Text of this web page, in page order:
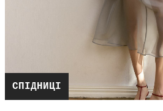
СПІДНИЦІ